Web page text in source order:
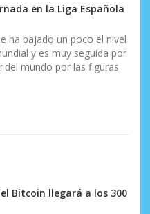
en la Liga Española
ha bajado un poco el nivel
y es muy seguida por
del mundo por las figuras
Bitcoin llegará a los 300